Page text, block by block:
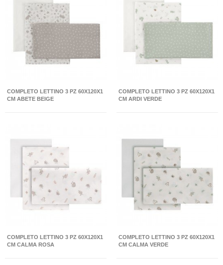
COMPLETO LETTINO 3 PZ 60X120X1
CM ABETE BEIGE
COMPLETO LETTINO 3 PZ 60X120X1
CM ARDI VERDE
COMPLETO LETTINO 3 PZ 60X120X1
CM CALMA ROSA
COMPLETO LETTINO 3 PZ 60X120X1
CM CALMA VERDE